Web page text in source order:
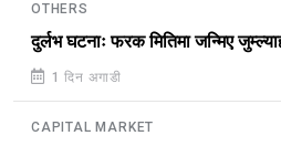
OTHERS
दुर्लभ घटनाः फरक मितिमा जन्मिए
1 दिन अगाडी
CAPITAL MARKET